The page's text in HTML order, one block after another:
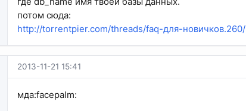
потом сюда:
http://torrentpier.com/threads/faq-для-новичков.260/
2013-11-21 15:41
мда:facepalm: